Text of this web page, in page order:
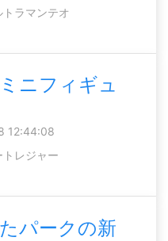
トラマンテオ
ニフィギュ
12:44:08
トレジャー
パークの新